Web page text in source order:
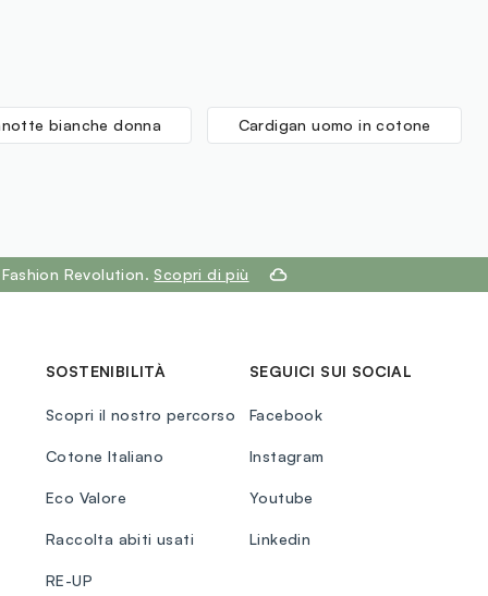
bianche donna Cardigan uomo in cotone
Revolution. Scopri di più
SOSTENIBILITÀ
Scopri il nostro percorso
Cotone Italiano
Eco Valore
Raccolta abiti usati
RE-UP
SEGUICI SUI SOCIAL
Facebook
Instagram
Youtube
Linkedin